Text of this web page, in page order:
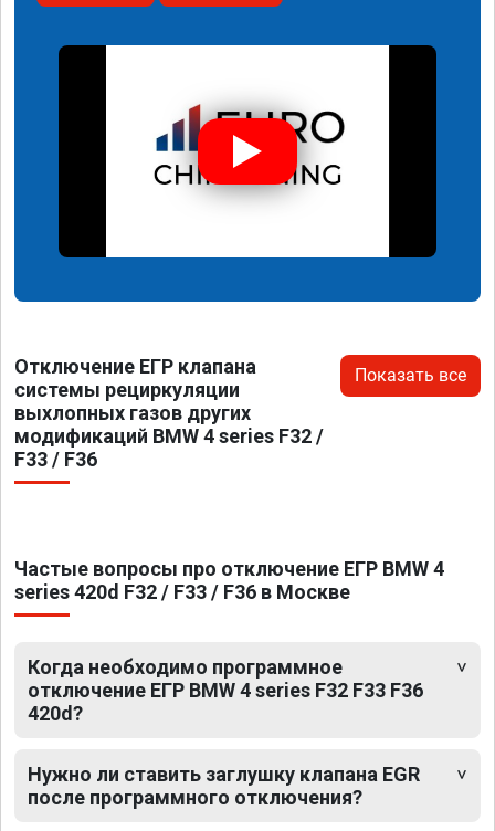
Отключение ЕГР клапана
системы рециркуляции
выхлопных газов других
модификаций BMW 4 series F32 /
F33 / F36
Показать все
Частые вопросы про отключение ЕГР BMW 4
series 420d F32 / F33 / F36 в Москве
Когда необходимо программное
отключение ЕГР BMW 4 series F32 F33 F36
420d?
Нужно ли ставить заглушку клапана EGR
после программного отключения?